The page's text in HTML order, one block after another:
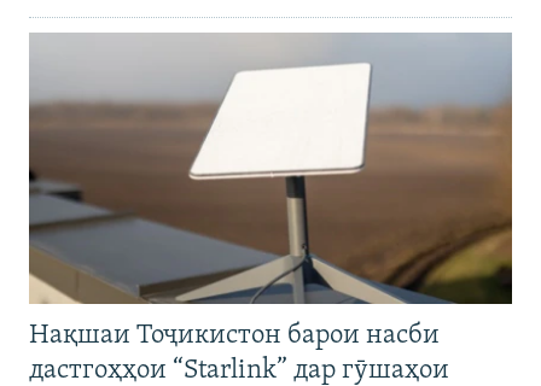
Нақшаи Тоҷикистон барои насби
дастгоҳҳои “Starlink” дар гӯшаҳои